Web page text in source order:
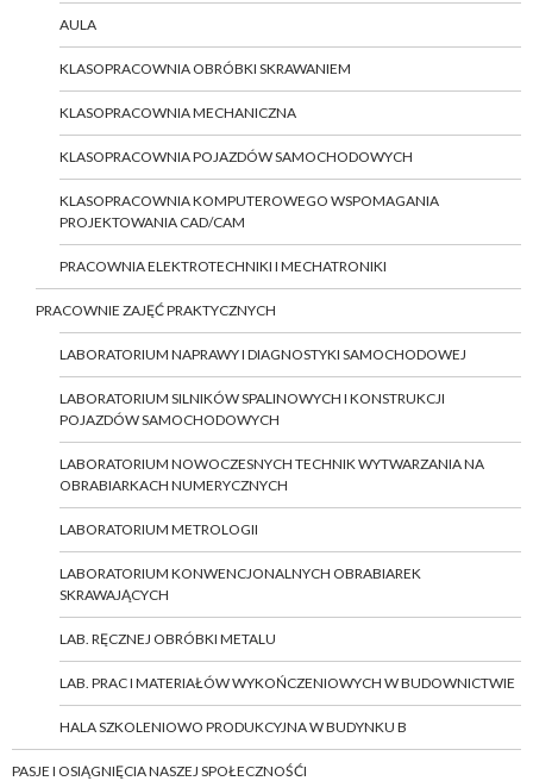
AULA
KLASOPRACOWNIA OBRÓBKI SKRAWANIEM
KLASOPRACOWNIA MECHANICZNA
KLASOPRACOWNIA POJAZDÓW SAMOCHODOWYCH
KLASOPRACOWNIA KOMPUTEROWEGO WSPOMAGANIA
PROJEKTOWANIA CAD/CAM
PRACOWNIA ELEKTROTECHNIKI I MECHATRONIKI
PRACOWNIE ZAJĘĆ PRAKTYCZNYCH
LABORATORIUM NAPRAWY I DIAGNOSTYKI SAMOCHODOWEJ
LABORATORIUM SILNIKÓW SPALINOWYCH I KONSTRUKCJI
POJAZDÓW SAMOCHODOWYCH
LABORATORIUM NOWOCZESNYCH TECHNIK WYTWARZANIA NA
OBRABIARKACH NUMERYCZNYCH
LABORATORIUM METROLOGII
LABORATORIUM KONWENCJONALNYCH OBRABIAREK
SKRAWAJĄCYCH
LAB. RĘCZNEJ OBRÓBKI METALU
LAB. PRAC I MATERIAŁÓW WYKOŃCZENIOWYCH W BUDOWNICTWIE
HALA SZKOLENIOWO PRODUKCYJNA W BUDYNKU B
PASJE I OSIĄGNIĘCIA NASZEJ SPOŁECZNOŚĆI